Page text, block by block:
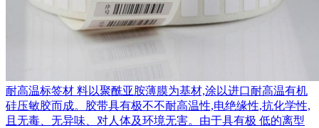
耐高温标签材 料以聚酰亚胺薄膜为基材,涂以进口耐高温有机
硅压敏胶而成。胶带具有极不不耐高温性,电绝缘性,抗化学性,
且无毒、无异味、对人体及环境无害。由于具有极 低的离型